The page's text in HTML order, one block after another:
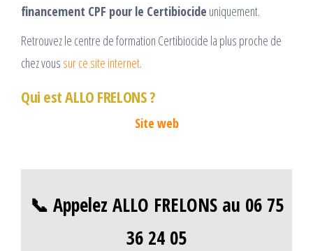
financement CPF pour le Certibiocide uniquement.
Retrouvez le centre de formation Certibiocide la plus proche de
chez vous sur ce site internet.
Qui est ALLO FRELONS ?
Site web
📞 Appelez ALLO FRELONS au 06 75
36 24 05